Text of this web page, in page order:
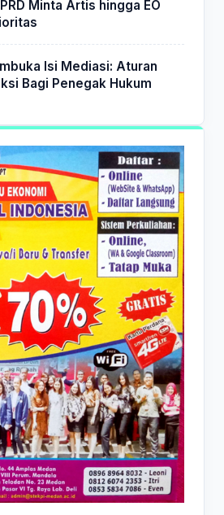
Minta Artis hingga EO
Isi Mediasi: Aturan
Bagi Penegak Hukum